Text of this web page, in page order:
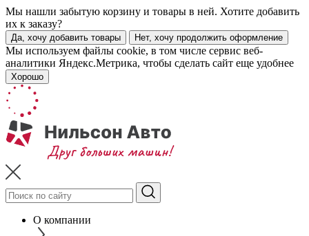
Мы нашли забытую корзину и товары в ней. Хотите добавить
их к заказу?
Да, хочу добавить товары Нет, хочу продолжить оформление
Мы используем файлы cookie, в том числе сервис веб-
аналитики Яндекс.Метрика, чтобы сделать сайт еще удобнее
Хорошо
О компании